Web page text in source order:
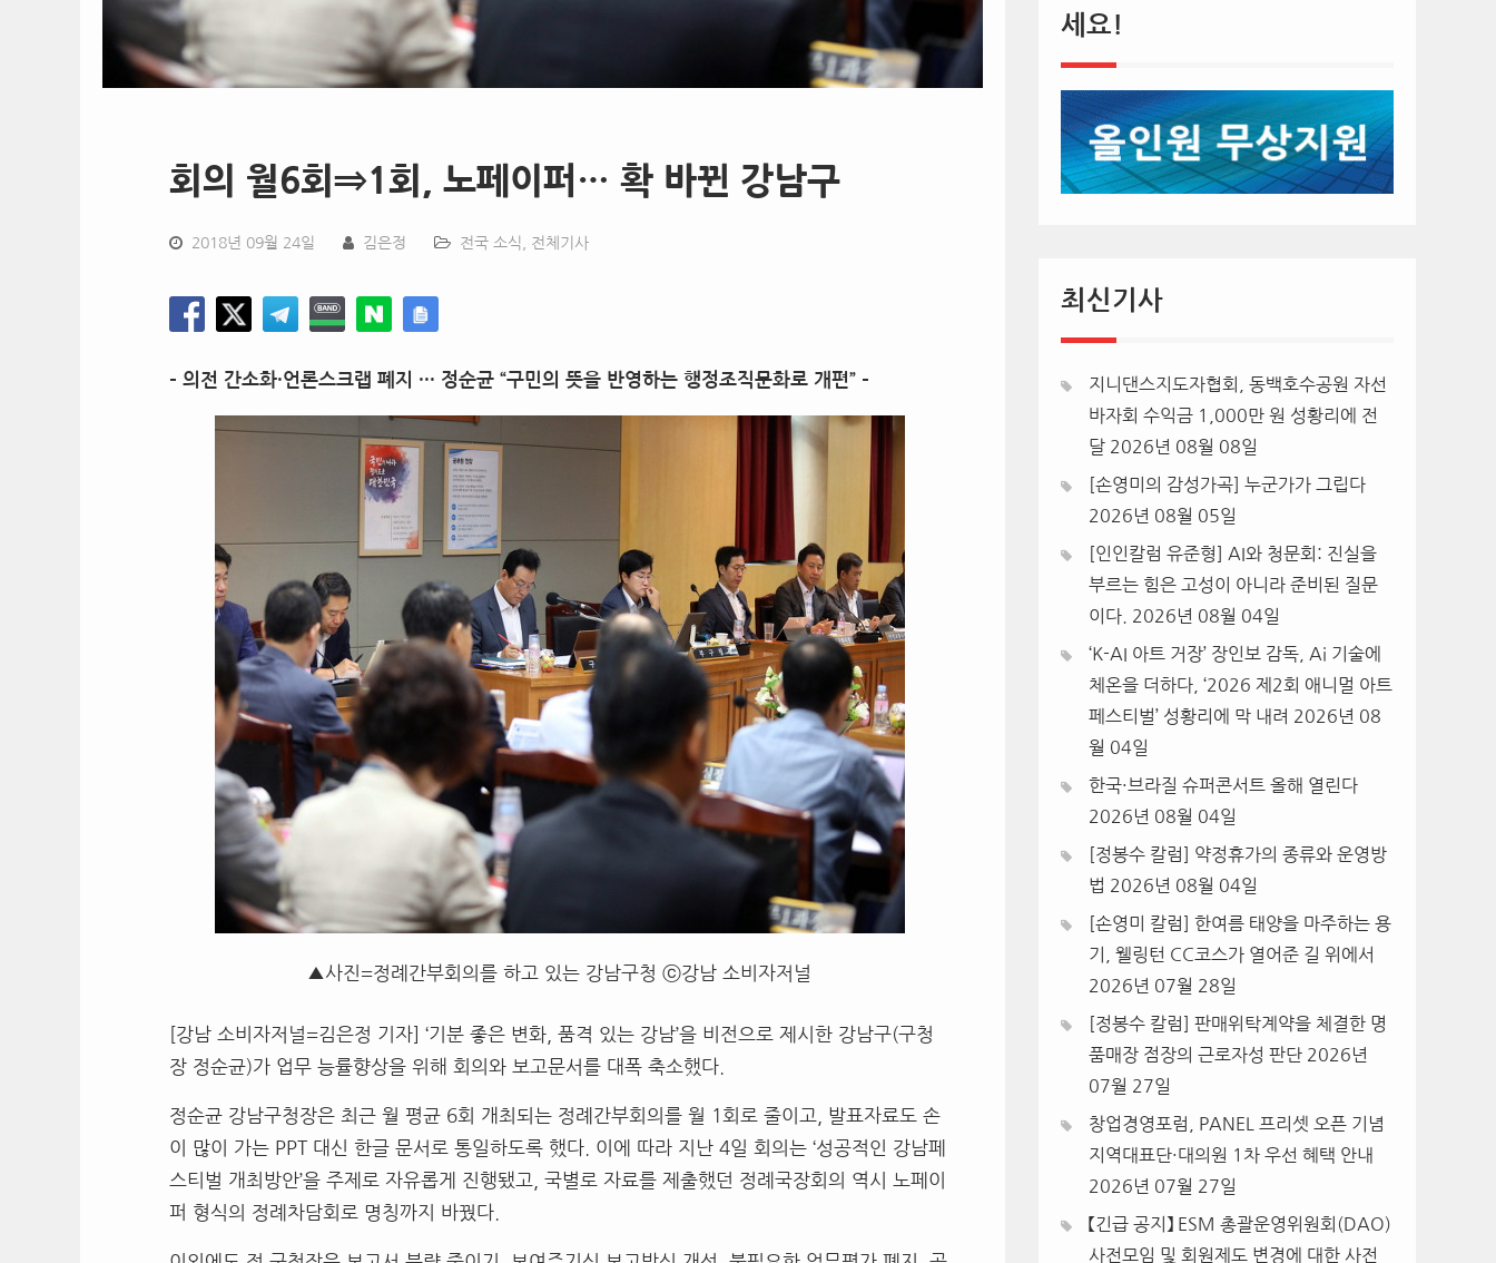
회의 월6회⇒1회, 노페이퍼… 확 바뀐 강남구
2018년 09월 24일 김은정 전국 소식 전체기사
– 의전 간소화·언론스크랩 폐지 ··· 정순균 “구민의 뜻을 반영하는 행정조직문화로 개편” –
▲사진=정례간부회의를 하고 있는 강남구청 ⓒ강남 소비자저널
[강남 소비자저널=김은정 기자] ‘기분 좋은 변화 품격 있는 강남’을 비전으로 제시한 강남구(구청
장 정순균)가 업무 능률향상을 위해 회의와 보고문서를 대폭 축소했다
정순균 강남구청장은 최근 월 평균 6회 개최되는 정례간부회의를 월 1 회로 줄이고
발표자료도 손
이 많이 가는 PPT 대신 한글 문서로 통일하도록 했다 이에 따라 지난 4일 회의는 ‘성공적인 강남페
스티벌 개최방안’을 주제로 자유롭게 진행됐고
국별로 자료를 제출했던 정례국장회의 역시 노페이
퍼 형식의 정례차담회로 명칭까지 바꿨다
세요!
최신기사
지니댄스지도자협회, 동백호수공원 자선
바자회 수익금 1,000만 원 성황리에 전
달 2026년 08월 08일
[손영미의 감성가곡] 누군가가 그립다
2026년 08월 05일
[인인칼럼 유준형] AI와 청문회: 진실을
부르는 힘은 고성이 아니라 준비된 질문
이다.
2026년 08월 04일
‘K-AI 아트 거장’ 장인보 감독, Ai 기술에
체온을 더하다, ‘2026 제2회 애니멀 아트
페스티벌’ 성황리에 막 내려 2026년 08
월 04일
한국·브라질 슈퍼콘서트 올해 열린다
2026년 08월 04일
[정봉수 칼럼] 약정휴가의 종류와 운영방
법 2026년 08월 04일
[손영미 칼럼] 한여름 태양을 마주하는 용
기, 웰링턴 CC코스가 열어준 길 위에서
2026년 07월 28일
[정봉수 칼럼] 판매위탁계약을 체결한 명
품매장 점장의 근로자성 판단 2026년
07월 27일
창업경영포럼, PANEL 프리셋 오픈 기념
지역대표단·대의원 1차 우선 혜택 안내
2026년 07월 27일
【긴급 공지】 ESM 총괄운영위원회(DAO)
사전모임 및 회원제도 변경에 대한 사전